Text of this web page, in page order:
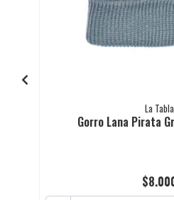
La Tabla
Gorro Lana Pirata